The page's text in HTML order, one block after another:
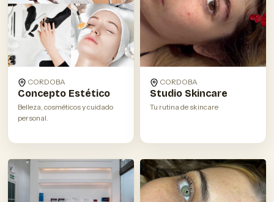
CORDOBA
Concepto Estético
Belleza, cosméticos y cuidado
personal.
CORDOBA
Studio Skincare
Tu rutina de skincare